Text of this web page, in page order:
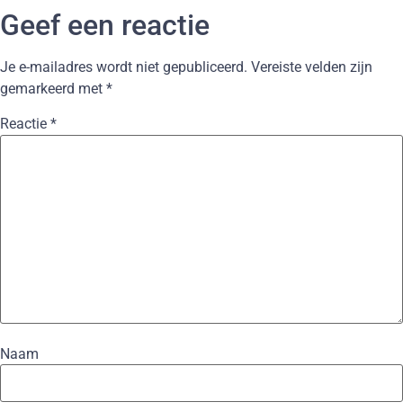
Geef een reactie
Je e-mailadres wordt niet gepubliceerd. Vereiste velden zijn
gemarkeerd met *
Reactie *
Naam